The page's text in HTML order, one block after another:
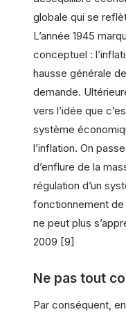
globale qui se
L’année 1945
conceptuel :
hausse générale
demande.
vers l’idée que
système
l’inflation. On
d’enflure de la
régulation d’un
fonctionnement de
ne peut plus
2009 [9]
Ne pas tout
Par conséquent,